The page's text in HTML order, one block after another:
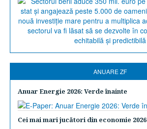
ANUARE ZF
Anuar Energie 2026: Verde înainte
Cei mai mari jucători din economie 2026